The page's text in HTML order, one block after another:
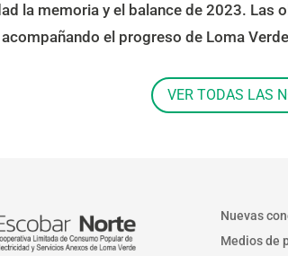
la memoria y el balance de 2023. Las
el progreso de Loma
VER TODAS LAS
Nuevas
Medios de